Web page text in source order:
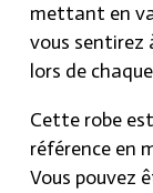
mettant en
vous sentirez
lors de
Cette robe
référence en
Vous pouvez